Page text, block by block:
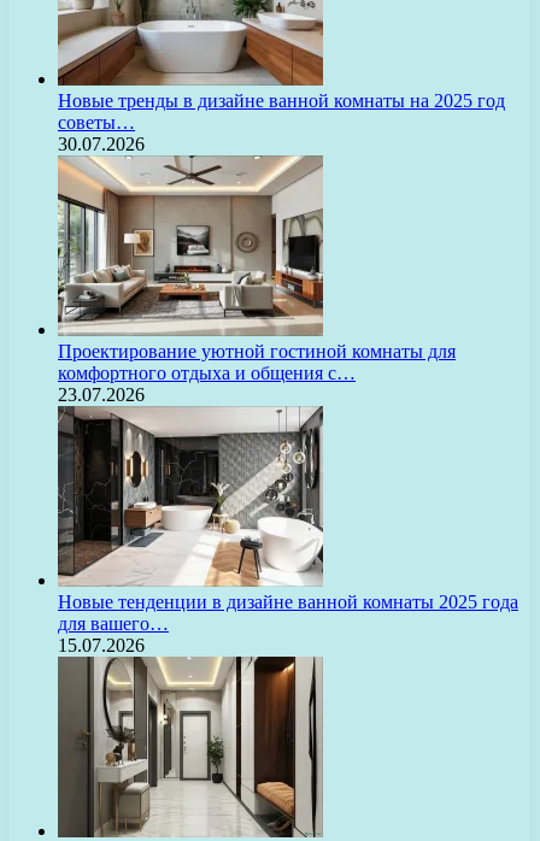
Новые тренды в дизайне ванной комнаты на 2025 год
советы…
30.07.2026
Проектирование уютной гостиной комнаты для
комфортного отдыха и общения с…
23.07.2026
Новые тенденции в дизайне ванной комнаты 2025 года
для вашего…
15.07.2026